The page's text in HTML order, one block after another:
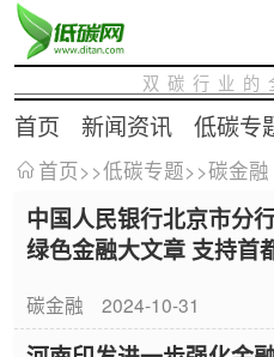
双碳行业的
首页 新闻资讯 低碳专
首页>>低碳专题>>碳金融
中国人民银行北京市分
绿色金融大文章 支持首
碳金融 2024-10-31